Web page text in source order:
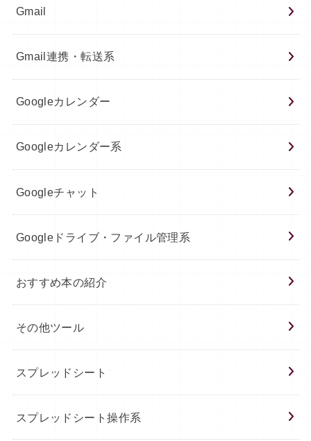
Gmail
Gmail連携・転送系
Googleカレンダー
Googleカレンダー系
Googleチャット
Googleドライブ・ファイル管理系
おすすめ本の紹介
その他ツール
スプレッドシート
スプレッドシート操作系